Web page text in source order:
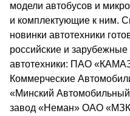
модели автобусов и
и комплектующие к ним.
новинки автотехники
российские и
автотехники: ПАО
Коммерческие
«Минский
завод «Неман» ОАО